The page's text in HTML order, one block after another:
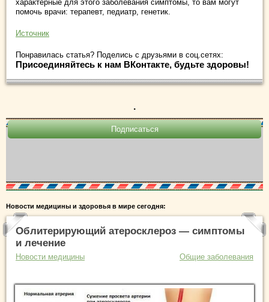
характерные для этого заболевания симптомы, то вам могут
помочь врачи: терапевт, педиатр, генетик.
Источник
Понравилась статья? Поделись с друзьями в соц.сетях:
Присоединяйтесь к нам ВКонтакте, будьте здоровы!
.
Новости медицины и здоровья в мире сегодня:
Облитерирующий атеросклероз — симптомы
и лечение
Новости медицины Общие заболевания